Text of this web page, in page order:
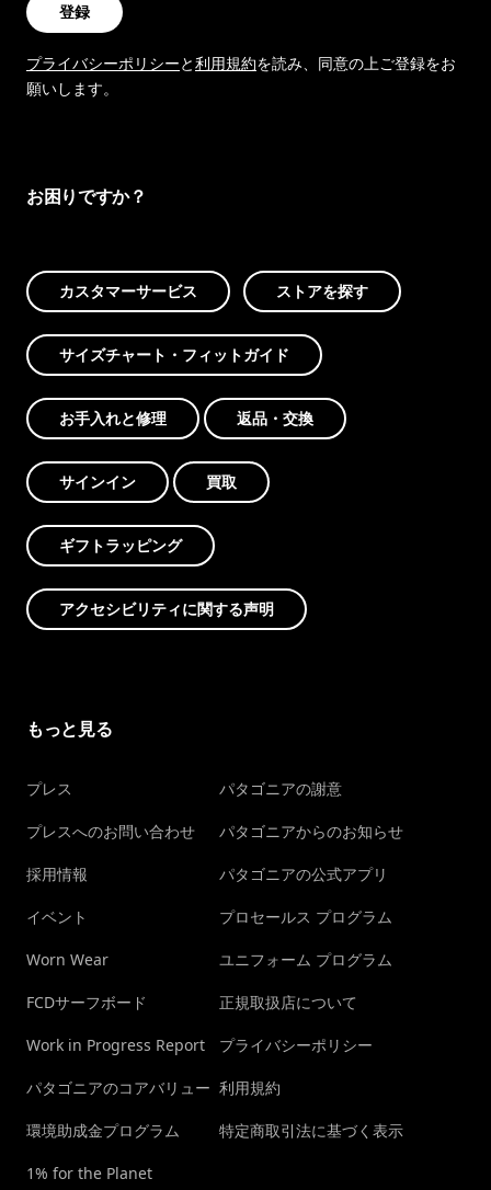
登録
プライバシーポリシーと利用規約を読み、同意の上ご登録をお
願いします。
お困りですか？
カスタマーサービス ストアを探す
サイズチャート・フィットガイド
お手入れと修理 返品・交換
サインイン 買取
ギフトラッピング
アクセシビリティに関する声明
もっと見る
プレス
プレスへのお問い合わせ
採用情報
イベント
Worn Wear
FCDサーフボード
Work in Progress Report
パタゴニアのコアバリュー
環境助成金プログラム
1% for the Planet
パタゴニアの謝意
パタゴニアからのお知らせ
パタゴニアの公式アプリ
プロセールス プログラム
ユニフォーム プログラム
正規取扱店について
プライバシーポリシー
利用規約
特定商取引法に基づく表示